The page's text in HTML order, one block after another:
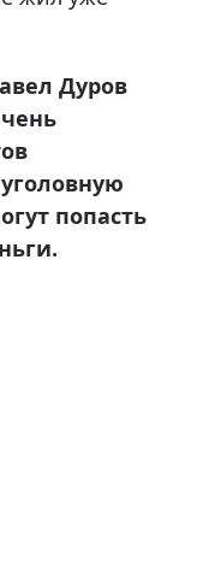
Дуров
попасть